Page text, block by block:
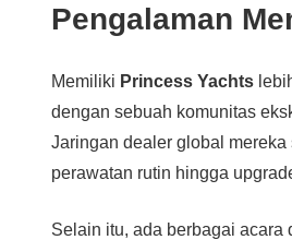
Pengalaman
Memiliki Princess Yachts
dengan sebuah komunitas
Jaringan dealer global
perawatan rutin hingga
Selain itu, ada berbagai acara